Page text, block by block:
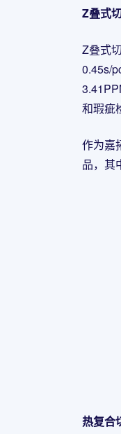
Z叠式
Z叠式
0.45s/
和瑕疵
作为嘉
品，其
热复合